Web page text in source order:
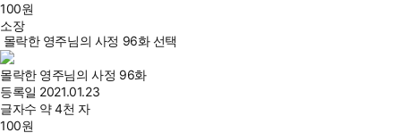
100원
소장
몰락한 영주님의 사정 96화 선택
몰락한 영주님의 사정 96화
등록일 2021.01.23
글자수 약 4천 자
100원